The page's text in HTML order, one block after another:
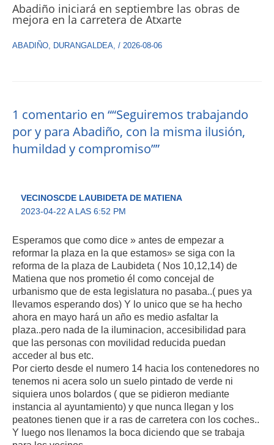
Abadiño iniciará en septiembre las obras de
mejora en la carretera de Atxarte
ABADIÑO DURANGALDEA / 2026-08-06
1 comentario en ““Seguiremos trabajando
por y para Abadiño, con la misma ilusión,
humildad y compromiso””
VECINOSCDE LAUBIDETA DE MATIENA
2023-04-22 A LAS 6:52 PM
Esperamos que como dice » antes de empezar a
reformar la plaza en la que estamos» se siga con la
reforma de la plaza de Laubideta ( Nos 10,12,14) de
Matiena que nos prometio él como concejal de
urbanismo que de esta legislatura no pasaba..( pues ya
llevamos esperando dos) Y lo unico que se ha hecho
ahora en mayo hará un año es medio asfaltar la
plaza..pero nada de la iluminacion, accesibilidad para
que las personas con movilidad reducida puedan
acceder al bus etc.
Por cierto desde el numero 14 hacia los contenedores no
tenemos ni acera solo un suelo pintado de verde ni
siquiera unos bolardos ( que se pidieron mediante
instancia al ayuntamiento) y que nunca llegan y los
peatones tienen que ir a ras de carretera con los coches..
Y luego nos llenamos la boca diciendo que se trabaja